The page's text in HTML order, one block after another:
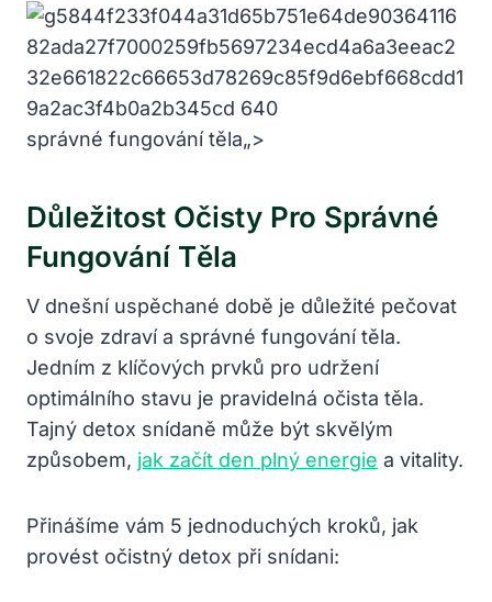
správné fungování těla„>
Důležitost Očisty Pro Správné
Fungování Těla
V dnešní uspěchané době je důležité pečovat
o svoje zdraví a správné fungování těla.
Jedním z klíčových prvků pro udržení
optimálního stavu je pravidelná očista těla.
Tajný detox snídaně může být skvělým
způsobem, jak začít den plný energie a vitality.
Přinášíme vám 5 jednoduchých kroků, jak
provést očistný detox při snídani: